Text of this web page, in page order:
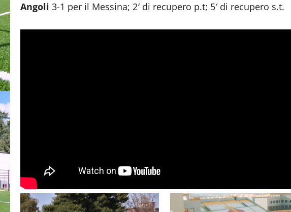
Angoli 3-1 per il Messina; 2′ di recupero p.t; 5′ di recupero s.t.